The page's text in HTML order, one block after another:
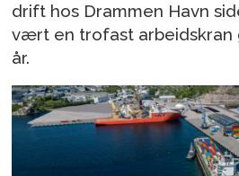
drift hos Drammen Havn
vært en trofast arbeidskran
år.